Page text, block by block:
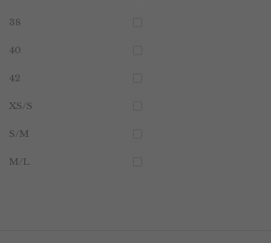
38
40
42
XS/S
S/M
M/L